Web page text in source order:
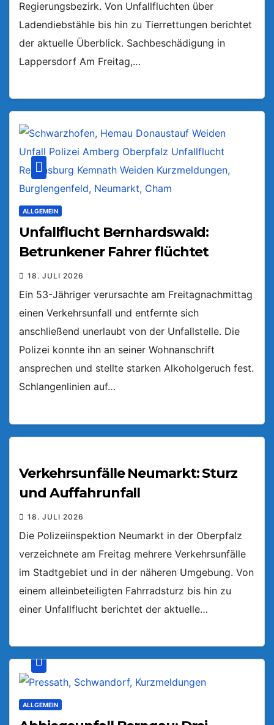
Regierungsbezirk. Von Unfallfluchten über
Ladendiebstähle bis hin zu Tierrettungen berichtet
der aktuelle Überblick. Sachbeschädigung in
Lappersdorf Am Freitag,…
ALLGEMEIN
Unfallflucht Bernhardswald:
Betrunkener Fahrer flüchtet
18. JULI 2026
Ein 53-Jähriger verursachte am Freitagnachmittag
einen Verkehrsunfall und entfernte sich
anschließend unerlaubt von der Unfallstelle. Die
Polizei konnte ihn an seiner Wohnanschrift
ansprechen und stellte starken Alkoholgeruch fest.
Schlangenlinien auf…
Verkehrsunfälle Neumarkt: Sturz
und Auffahrunfall
18. JULI 2026
Die Polizeiinspektion Neumarkt in der Oberpfalz
verzeichnete am Freitag mehrere Verkehrsunfälle
im Stadtgebiet und in der näheren Umgebung. Von
einem alleinbeteiligten Fahrradsturz bis hin zu
einer Unfallflucht berichtet der aktuelle…
ALLGEMEIN